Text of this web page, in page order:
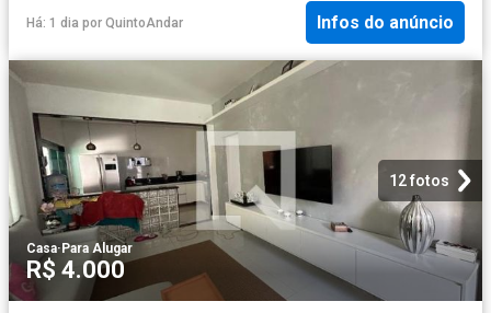
Há: 1 dia por QuintoAndar Infos do anúncio
12 fotos
Casa·Para Alugar
R$ 4.000